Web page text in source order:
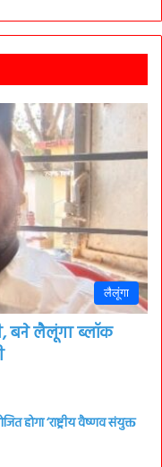
लैलूंगा
बने लैलूंगा ब्लॉक
होगा ‘राष्ट्रीय वैष्णव संयुक्त